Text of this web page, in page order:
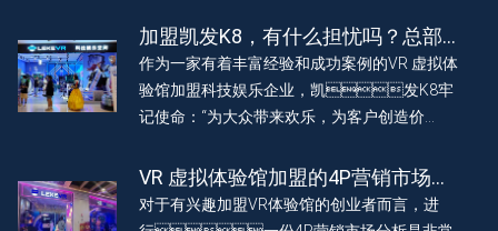
加盟凯发K8，有什么担忧吗？总部
会扶持吗？
作为一家有着丰富经验和成功案例的VR 虚拟体
验馆加盟科技娱乐企业，凯发K8牢
记使命：“为大众带来欢乐，为客户创造价
信任和支持。因此，我们保持开放、透明的态
度，与客户共同成长，共同迎接VR科技带来的
美好红利。
VR 虚拟体验馆加盟的4P营销市场分
析
对于有兴趣加盟VR体验馆的创业者而言，进